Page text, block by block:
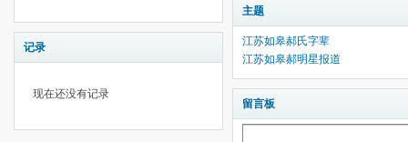
记录
现在还没有记录
主题
江苏如皋郝氏字辈
江苏如皋郝明星报道
留言板